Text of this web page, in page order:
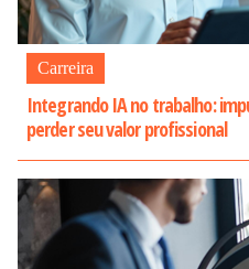
Carreira
Integrando IA no trabalho:
perder seu valor profissional